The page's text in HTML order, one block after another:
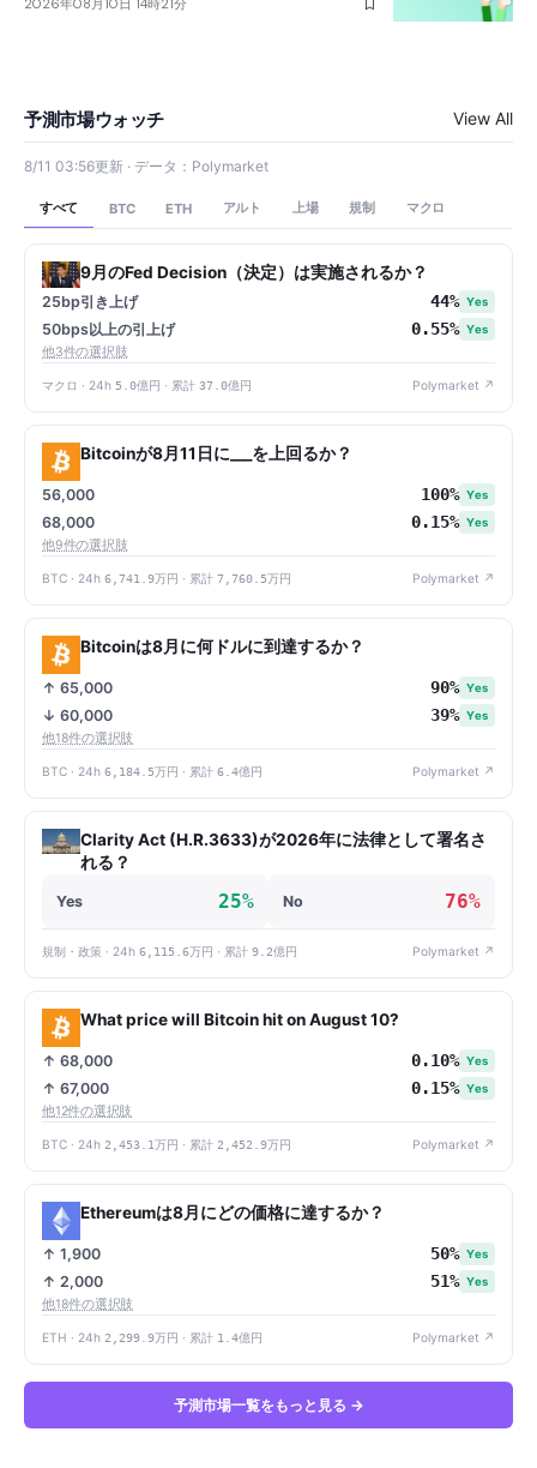
2026年08月10日 14時21分
予測市場ウォッチ View All
8/11 03:56更新 · データ：Polymarket
すべて BTC ETH アルト 上場 規制 マクロ
9月のFed Decision（決定）は実施されるか？
25bp引き上げ 44% Yes
50bps以上の引上げ 0.55% Yes
他3件の選択肢
マクロ · 24h 5.0億円 · 累計 37.0億円 Polymarket ↗
Bitcoinが8月11日に___を上回るか？
56,000 100% Yes
68,000 0.15% Yes
他9件の選択肢
BTC · 24h 6,741.9万円 · 累計 7,760.5万円 Polymarket ↗
Bitcoinは8月に何ドルに到達するか？
↑ 65,000 90% Yes
↓ 60,000 39% Yes
他18件の選択肢
BTC · 24h 6,184.5万円 · 累計 6.4億円 Polymarket ↗
Clarity Act (H.R.3633)が2026年に法律として署名さ
れる？
Yes 25% No 76%
規制・政策 · 24h 6,115.6万円 · 累計 9.2億円 Polymarket ↗
What price will Bitcoin hit on August 10?
↑ 68,000 0.10% Yes
↑ 67,000 0.15% Yes
他12件の選択肢
BTC · 24h 2,453.1万円 · 累計 2,452.9万円 Polymarket ↗
Ethereumは8月にどの価格に達するか？
↑ 1,900 50% Yes
↑ 2,000 51% Yes
他18件の選択肢
ETH · 24h 2,299.9万円 · 累計 1.4億円 Polymarket ↗
予測市場一覧をもっと見る →